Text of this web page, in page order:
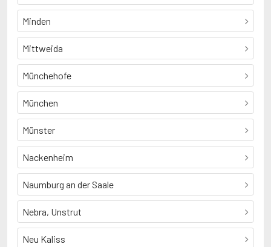
Minden
Mittweida
Münchehofe
München
Münster
Nackenheim
Naumburg an der Saale
Nebra, Unstrut
Neu Kaliss